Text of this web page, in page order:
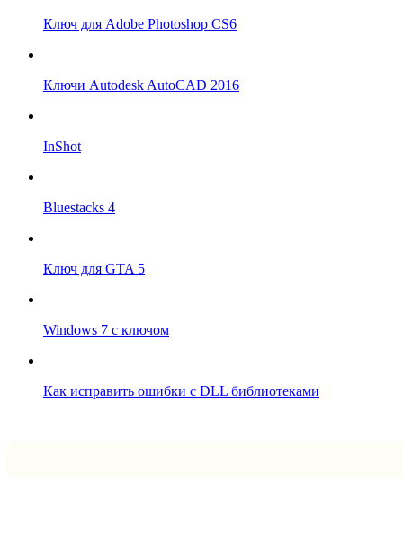
Ключ для Adobe Photoshop CS6
Ключи Autodesk AutoCAD 2016
InShot
Bluestacks 4
Ключ для GTA 5
Windows 7 с ключом
Как исправить ошибки с DLL библиотеками